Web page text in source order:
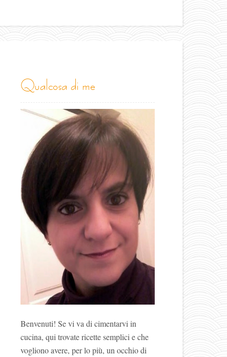
qualcosa di me
Benvenuti! Se vi va di cimentarvi in
cucina, qui trovate ricette semplici e che
vogliono avere, per lo più, un occhio di